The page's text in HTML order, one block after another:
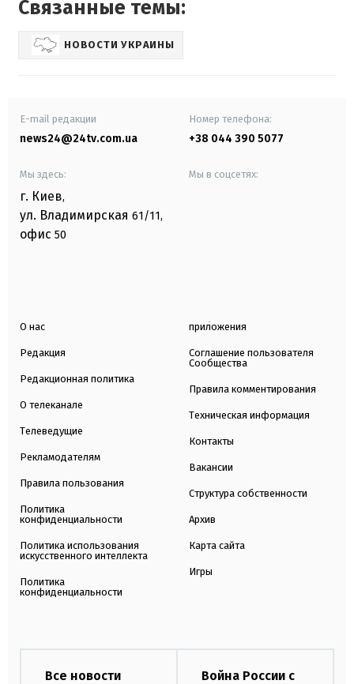
Связанные темы:
НОВОСТИ УКРАИНЫ
E-mail редакции
news24@24tv.com.ua
Номер телефона:
+38 044 390 5077
Мы здесь:
г. Киев,
ул. Владимирская 61/11,
офис 50
Мы в соцсетях:
О нас
Редакция
Редакционная политика
О телеканале
Телеведущие
Рекламодателям
Правила пользования
Политика
конфиденциальности
Политика использования
искусственного интеллекта
Политика
конфиденциальности
приложения
Соглашение пользователя
Сообщества
Правила комментирования
Техническая информация
Контакты
Вакансии
Структура собственности
Архив
Карта сайта
Игры
Все новости
Война России с